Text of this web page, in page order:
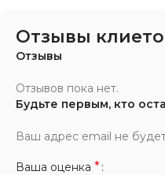
Отзывы
Отзывы
Отзывов пока нет.
Будьте первым, кто
Ваш адрес email не
Ваша оценка *